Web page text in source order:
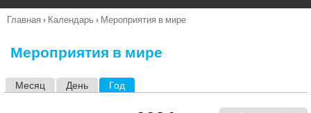
п
Вы
Главная › Календарь › Мероприятия в мире
Мероприятия в мире
Месяц День Год